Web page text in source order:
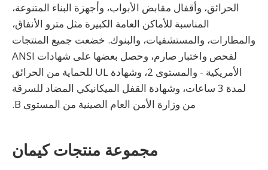
الحرائق، وأقفال مقابض الأبواب، وأجهزة البناء المتنوعة،
المناسبة للأماكن العامة الكبيرة مثل مترو الأنفاق،
والمطارات، والمستشفيات، والبنوك. خضعت جميع المنتجات
لفحص واختبار صارم، وحصل بعضها على شهادات ANSI
الأمريكية - والمستوى 2، وشهادة UL للحماية من الحرائق
لمدة 3 ساعات، وشهادة القفل الميكانيكي المضاد للسرقة
من وزارة الأمن العام الصينية من المستوى B.
مجموعة منتجات كيمان